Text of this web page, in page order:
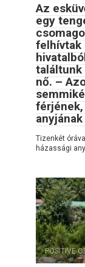
Az
egy
felhívtak
találtunk
nő. –
férjének,
Tizenkét
házassági
POSITIVE